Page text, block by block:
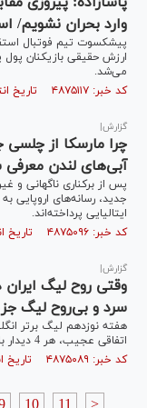
وارد بحران نشویم/ استقلال
پیشکسوت تیم فوتبال
ارزش حقیقی بازیکنان پول
می‌شد.
کد خبر: ۴۸۷۵۱۱۷ تاریخ انتشار : ۱۴۰۴/۱۰/۱۳
گزارش|
چرا مارسکا از
آبی‌های لندن
پس از برکناری ناگهانی و
جدید، رسانه‌های اروپایی
ایتالیایی پرداخته‌اند.
کد خبر: ۴۸۷۵۰۹۶ تاریخ انتشار : ۱۴۰۴/۱۰/۱۲
گزارش|
وقتی روح لیگ
سرد و بی‌روح لیگ
اتفاقی عجیب، هر 4 دیدار با نتیجه تساوی همراه بود.
کد خبر: ۴۸۷۵۰۸۹ تاریخ انتشار : ۱۴۰۴/۱۰/۱۲